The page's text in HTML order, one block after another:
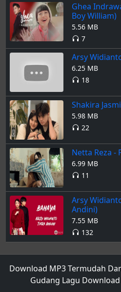
Ghea
Boy William)
5.56 MB
7
Arsy
6.25 MB
18
Shakira
5.98 MB
22
Netta Reza -
6.99 MB
11
Arsy
Andini)
7.55 MB
132
Download MP3 Termudah
Gudang Lagu